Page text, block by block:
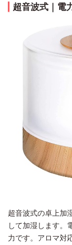
超音波式｜電
超音波式の卓上加
して加湿します。
力です。アロマ対